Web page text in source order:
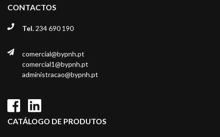
CONTACTOS
Tel. 234 690 190
comercial@bypnh.pt
comercial1@bypnh.pt
administracao@bypnh.pt
CATÁLOGO DE PRODUTOS